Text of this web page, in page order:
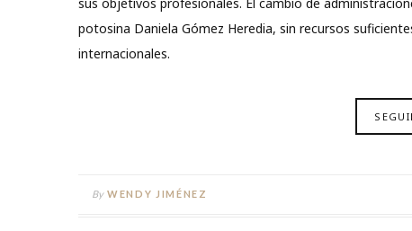
sus objetivos profesionales. El cambio de
potosina Daniela Gómez Heredia, sin recursos
internacionales.
By WENDY JIMÉNEZ